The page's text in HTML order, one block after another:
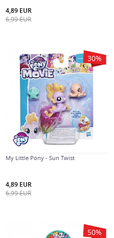
4,89 EUR
6,99EUR
30%
My Little Pony - Sun Twist
4,89 EUR
6,99EUR
50%